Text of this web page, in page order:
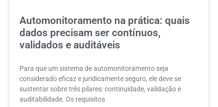
Automonitoramento na prática: quais
dados precisam ser contínuos,
validados e auditáveis
Para que um sistema de automonitoramento seja
considerado eficaz e juridicamente seguro, ele deve se
sustentar sobre três pilares: continuidade, validação e
auditabilidade. Os requisitos